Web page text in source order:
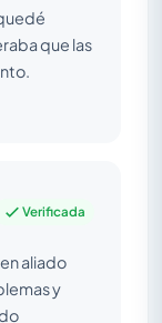
que las
Verificada
aliado
y